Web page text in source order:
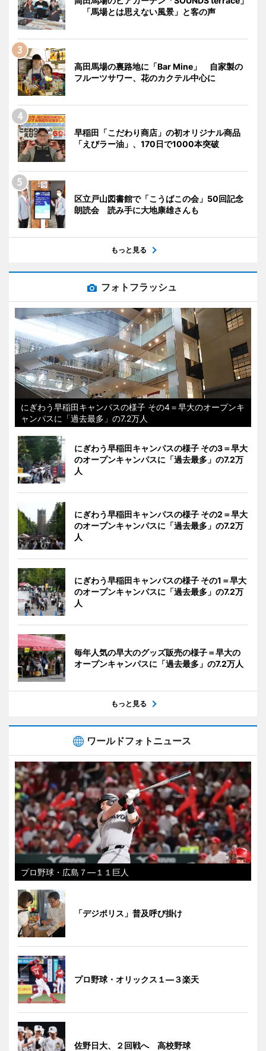
「馬場とは思えない風景」と客の声
高田馬場の裏路地に「Bar Mine」 自家製の
フルーツサワー、花のカクテル中心に
早稲田「こだわり商店」の初オリジナル商品
「えびラー油」、170日で1000本突破
区立戸山図書館で「こうばこの会」50回記念
朗読会 読み手に大地康雄さんも
もっと見る
フォトフラッシュ
にぎわう早稲田キャンパスの様子 その4＝早大のオープンキ
ャンパスに「過去最多」の7.2万人
にぎわう早稲田キャンパスの様子 その3＝早大
のオープンキャンパスに「過去最多」の7.2万
人
にぎわう早稲田キャンパスの様子 その2＝早大
のオープンキャンパスに「過去最多」の7.2万
人
にぎわう早稲田キャンパスの様子 その1＝早大
のオープンキャンパスに「過去最多」の7.2万
人
毎年人気の早大のグッズ販売の様子＝早大の
オープンキャンパスに「過去最多」の7.2万人
もっと見る
ワールドフォトニュース
プロ野球・広島７―１１巨人
「デジポリス」普及呼び掛け
プロ野球・オリックス１―３楽天
佐野日大、２回戦へ 高校野球